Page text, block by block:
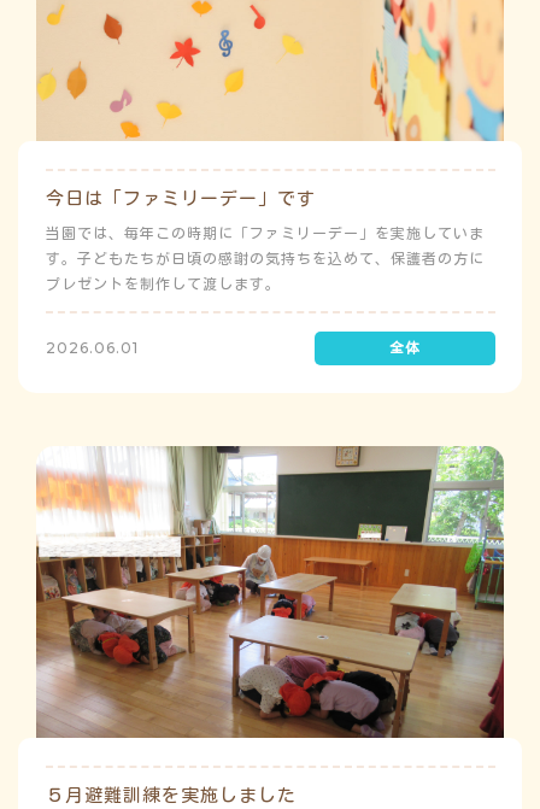
今日は「ファミリーデー」です
当園では、毎年この時期に「ファミリーデー」を実施していま
す。子どもたちが日頃の感謝の気持ちを込めて、保護者の方に
プレゼントを制作して渡します。
2026.06.01
５月避難訓練を実施しました
ゅう